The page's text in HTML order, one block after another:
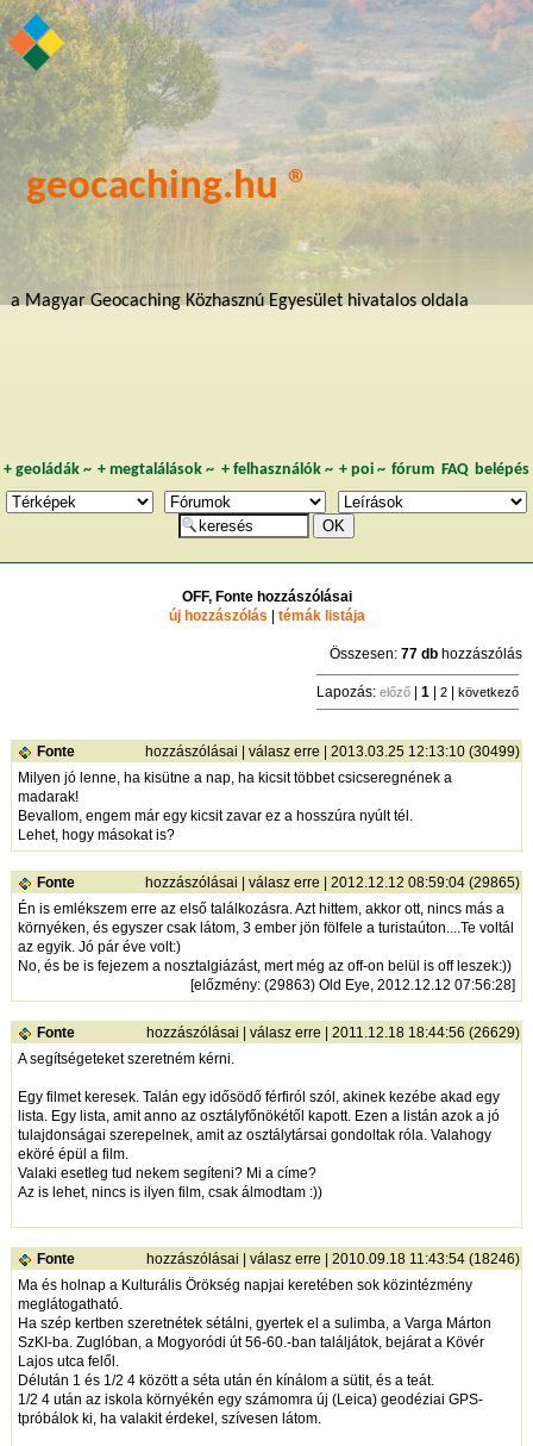
geocaching.hu ®
a Magyar Geocaching Közhasznú Egyesület hivatalos oldala
+ geoládák~ +megtalálások ~ + felhasználók~ + poi~ fórum FAQ belépés
OFF, Fonte hozzászólásai
új hozzászólás | témák listája
Összesen:77 db hozzászólás
Lapozás:előző |1 | 2 |következő
Fonte hozzászólásai |válasz erre | 2013.03.25 12:13:10 (30499)
Milyen jó lenne, ha kisütne a nap, ha kicsit többet csicseregnének a
madarak!
Bevallom, engem már egy kicsit zavar ez a hosszúra nyúlt tél.
Lehet, hogy másokat is?
Fonte hozzászólásai |válasz erre | 2012.12.12 08:59:04 (29865)
Én is emlékszem erre az első találkozásra. Azt hittem, akkor ott, nincs más a
környéken, és egyszer csak látom, 3 ember jön fölfele a turistaúton....Te voltál
az egyik. Jó pár éve volt:)
No, és be is fejezem a nosztalgiázást, mert még az off-on belül is off leszek:))
[előzmény: (29863) Old Eye, 2012.12.12 07:56:28]
Fonte hozzászólásai |válasz erre | 2011.12.18 18:44:56 (26629)
A segítségeteket szeretném kérni.
Egy filmet keresek. Talán egy idősödő férfiról szól, akinek kezébe akad egy
lista. Egy lista, amit anno az osztályfőnökétől kapott. Ezen a listán azok a jó
tulajdonságai szerepelnek, amit az osztálytársai gondoltak róla. Valahogy
eköré épül a film.
Valaki esetleg tud nekem segíteni? Mi a címe?
Az is lehet, nincs is ilyen film, csak álmodtam :))
Fonte hozzászólásai |válasz erre | 2010.09.18 11:43:54 (18246)
Ma és holnap a Kulturális Örökség napjai keretében sok közintézmény
meglátogatható.
Ha szép kertben szeretnétek sétálni, gyertek el a sulimba, a Varga Márton
SzKI-ba. Zuglóban, a Mogyoródi út 56-60.-ban találjátok, bejárat a Kövér
Lajos utca felől.
Délután 1 és 1/2 4 között a séta után én kínálom a sütit, és a teát.
1/2 4 után az iskola környékén egy számomra új (Leica) geodéziai GPS-
tpróbálok ki, ha valakit érdekel, szívesen látom.